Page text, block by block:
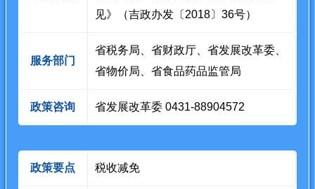
见》（吉政办发〔2018〕36号）
服务部门
省税务局、省财政厅、省发展改革委、
省物价局、省食品药品监管局
政策咨询 省发展改革委 0431-88904572
政策要点 税收减免